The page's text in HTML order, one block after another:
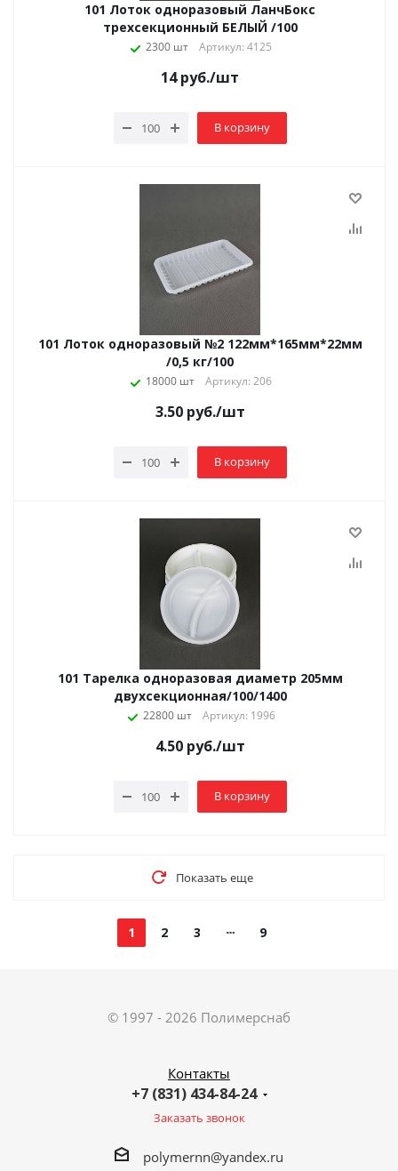
101 Лоток одноразовый ЛанчБокс
трехсекционный БЕЛЫЙ /100
2300 шт Артикул: 4125
14руб./шт
В корзину
101 Лоток одноразовый №2 122мм*165мм*22мм
/0,5 кг/100
18000 шт Артикул: 206
3.50руб./шт
В корзину
101 Тарелка одноразовая диаметр 205мм
двухсекционная/100/1400
22800 шт Артикул: 1996
4.50руб./шт
В корзину
Показать еще
1 2 3 9
© 1997 - 2026 Полимерснаб
Контакты
+7 (831) 434-84-24
Заказать звонок
polymernn@yandex.ru